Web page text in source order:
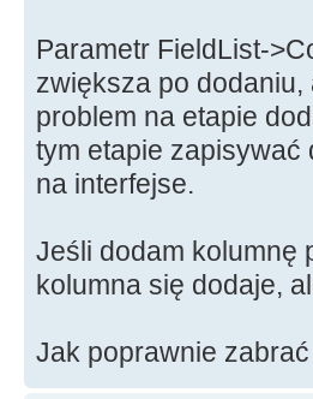
Parametr FieldList-
zwiększa po
problem na etapie
tym etapie zapisywać
na interfejse.
Jeśli dodam kolumnę
kolumna się dodaje,
Jak poprawnie